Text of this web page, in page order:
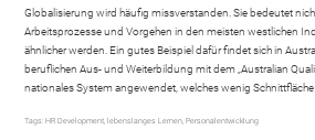
Globalisierung wird häufig missverstanden. Sie bedeutet
Arbeitsprozesse und Vorgehen in den meisten westlichen
ähnlicher werden. Ein gutes Beispiel dafür findet sich in
beruflichen Aus- und Weiterbildung mit dem „Australian
nationales System angewendet, welches wenig
Tags:HR Development ,lebenslanges Lernen ,Personalentwicklung